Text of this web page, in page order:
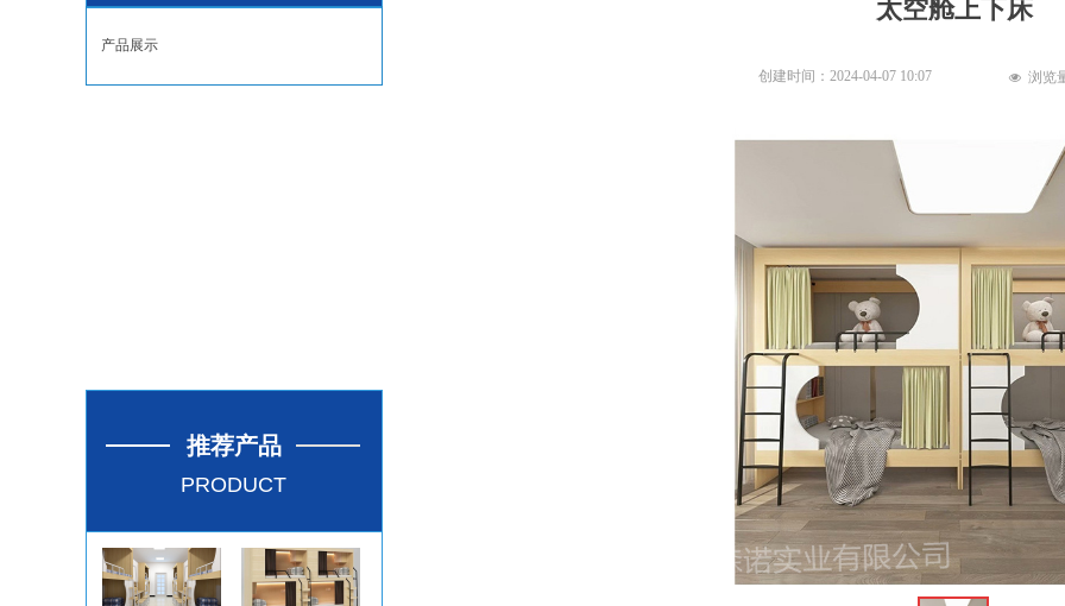
太空舱上下床
产品展示
推荐产品
PRODUCT
创建时间： 2024-04-07 10:07 넶 浏览